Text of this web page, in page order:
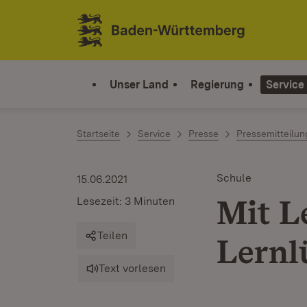
Zum Inhalt springen
Link zur Startseite
Unser Land Regierung Service
Startseite Service Presse
Schule
Mit
15.06.2021
Lesezeit: 3 Minuten
Teilen
Text vorlesen